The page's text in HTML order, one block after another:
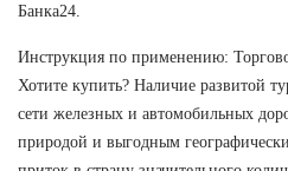
Банка24.
Инструкция по применению:
Хотите купить? Наличие развитой
сети железных и автомобильных
природой и выгодным